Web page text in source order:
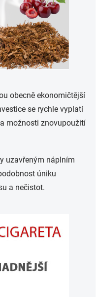
obecně ekonomičtější
se rychle vyplatí
možnosti znovupoužití
uzavřeným náplním
úniku
a nečistot.